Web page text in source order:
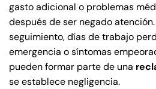
gasto adicional o problemas
después de ser negado
seguimiento, días de trabajo
emergencia o síntomas
pueden formar parte de una
se establece negligencia.